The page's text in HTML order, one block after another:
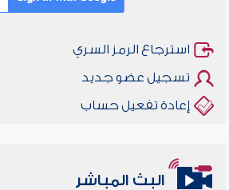
استرجاع الرمز السري
تسجيل عضو جديد
إعادة تفعيل حساب
البث المباشر